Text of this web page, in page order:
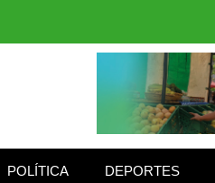
POLÍTICA DEPORTES